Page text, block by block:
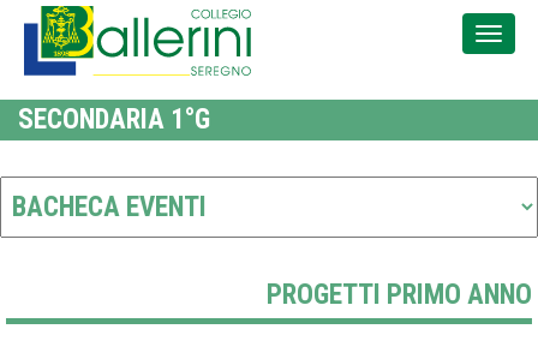
SECONDARIA 1°G
PROGETTI PRIMO ANNO